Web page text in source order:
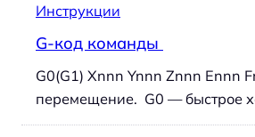
Инструкции
G-код команды
G0(G1) Xnnn Ynnn Znnn Ennn
перемещение. G0 — быстрое